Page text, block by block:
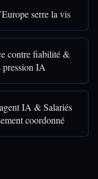
serre la vis
contre fiabilité &
pression IA
IA & Salariés
coordonné